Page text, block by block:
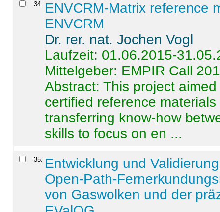
34. ENVCRM-Matrix reference
ENVCRM
Dr. rer. nat. Jochen Vogl
Laufzeit: 01.06.2015-
Mittelgeber: EMPIR Call
Abstract:This project
certified reference
transferring know-how
skills to focus on en ...
35. Entwicklung und
Open-Path-
von Gaswolken und der